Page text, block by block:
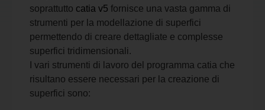
soprattutto catia v5 fornisce una vasta gamma di
strumenti per la modellazione di superfici
permettendo di creare dettagliate e complesse
superfici tridimensionali.
I vari strumenti di lavoro del programma catia che
risultano essere necessari per la creazione di
superfici sono: